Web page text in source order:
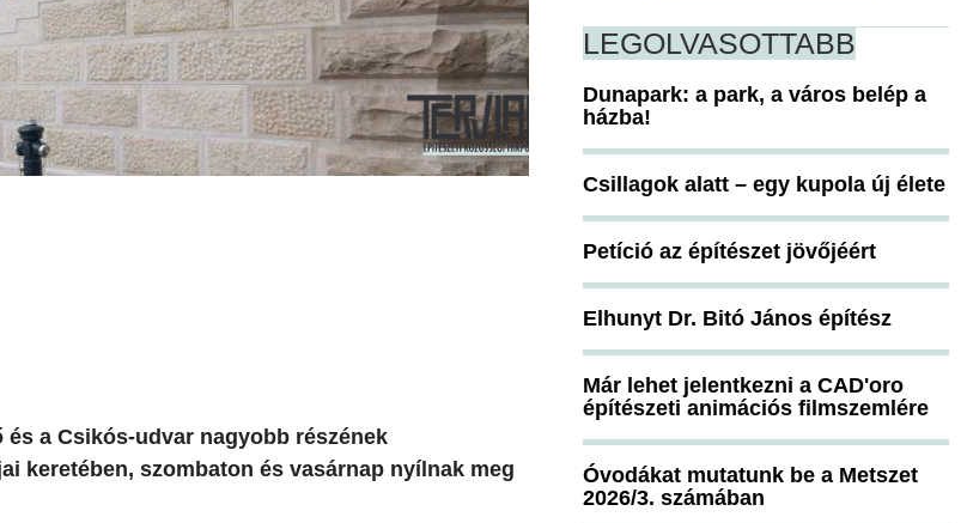
a Csikós-udvar nagyobb részének
keretében, szombaton és vasárnap nyílnak meg
LEGOLVASOTTABB
Dunapark: a park, a város belép a
házba!
Csillagok alatt – egy kupola új élete
Petíció az építészet jövőjéért
Elhunyt Dr. Bitó János építész
Már lehet jelentkezni a CAD'oro
építészeti animációs filmszemlére
Óvodákat mutatunk be a Metszet
2026/3. számában